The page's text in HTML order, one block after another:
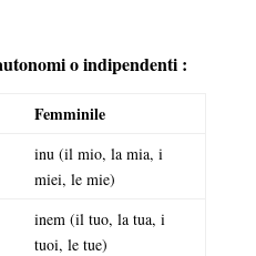
o indipendenti :
Femminile
inu (il mio, la mia, i
miei, le mie)
inem (il tuo, la tua, i
tuoi, le tue)